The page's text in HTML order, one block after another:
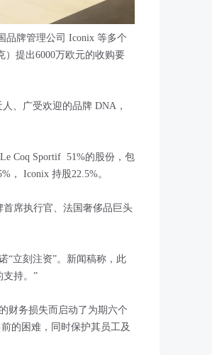
品牌管理公司 Iconix 等多个
）提出6000万欧元的收购要
、广受欢迎的品牌 DNA，
Coq Sportif 51%的股份，包
， Iconix 持股22.5%。
首席执行官、法国奢侈品巨头
“立刻注资”。新闻稿称，此
支持。”
财务损失而启动了为期六个
的困难，同时保护其员工及